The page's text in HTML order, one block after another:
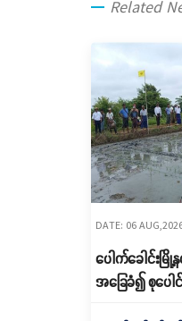
Related
DATE: 06
ပေါက်ခေါင်းမ
အခြေခံ၍ စုပေ